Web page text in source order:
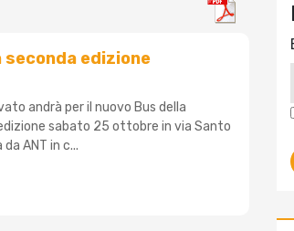
seconda edizione
andrà per il nuovo Bus della
sabato 25 ottobre in via Santo
ANT in c...